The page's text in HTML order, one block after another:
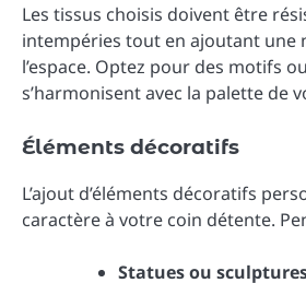
Les tissus choisis doivent être
intempéries tout en ajoutant une
l’espace. Optez pour des motifs
s’harmonisent avec la palette de
Éléments décoratifs
L’ajout d’éléments décoratifs
caractère à votre coin détente.
Statues ou